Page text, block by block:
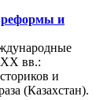
реформы и
вв.:
и
(Казахстан).